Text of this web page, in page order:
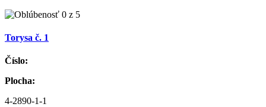
Torysa č. 1
Číslo:
Plocha:
4-2890-1-1